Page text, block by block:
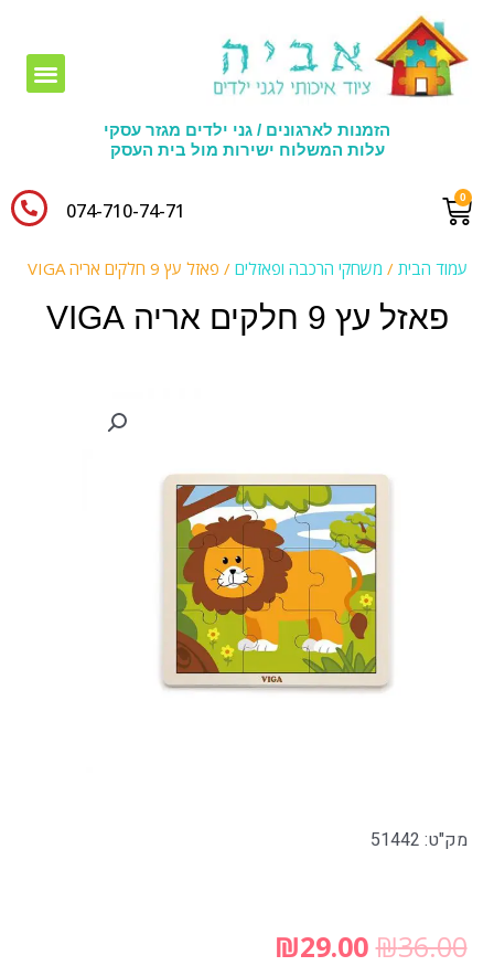
הזמנות לארגונים / גני ילדים מגזר עסקי
עלות המשלוח ישירות מול בית העסק
074-710-74-71​
עמוד הבית / משחקי הרכבה ופאזלים / פאזל עץ 9 חלקים אריה VIGA
פאזל עץ 9 חלקים אריה VIGA
מק"ט: 51442
₪36.00
₪29.00